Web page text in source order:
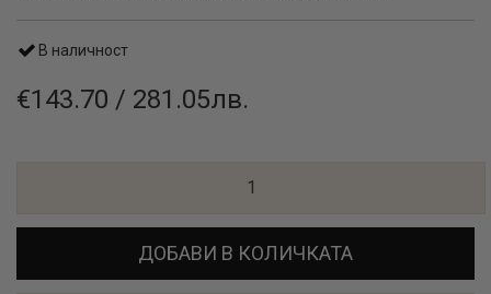
В наличност
€143.70 / 281.05лв.
ДОБАВИ В КОЛИЧКАТА